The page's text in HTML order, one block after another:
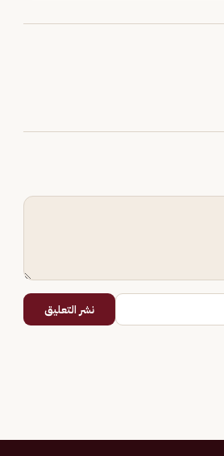
نشر التعليق